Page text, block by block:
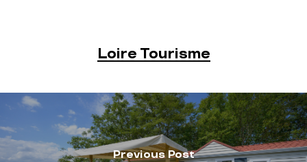
Loire Tourisme
Previous Post